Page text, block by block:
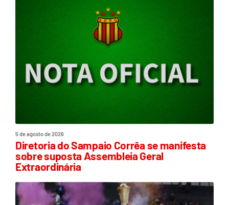
5 de agosto de 2026
Diretoria do Sampaio Corrêa se manifesta
sobre suposta Assembleia Geral
Extraordinária